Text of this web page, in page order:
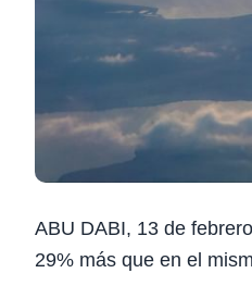
ABU DABI, 13 de
29% más que en el